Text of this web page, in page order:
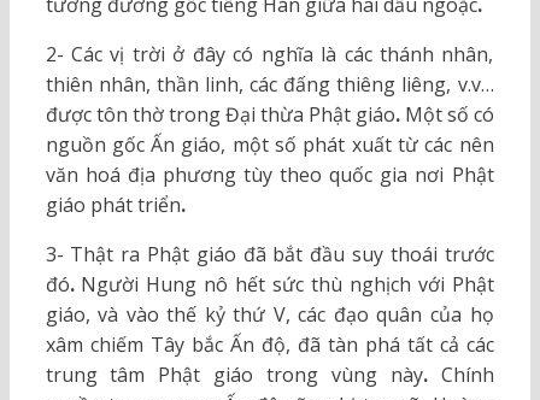
2- Các vị trời ở đây có nghĩa là các thánh nhân,
thiên nhân, thần linh, các đấng thiêng liêng, v.v…
được tôn thờ trong Đại thừa Phật giáo.Một số có
nguồn gốc Ấn giáo, một số phát xuất từ các nên
văn hoá địa phương tùy theo quốc gia nơi Phật
giáo phát triển.
3- Thật ra Phật giáo đã bắt đầu suy thoái trước
đó.Người Hung nô hết sức thù nghịch với Phật
giáo, và vào thế kỷ thứ V, các đạo quân của họ
xâm chiếm Tây bắc Ấn độ, đã tàn phá tất cả các
trung tâm Phật giáo trong vùng này.Chính